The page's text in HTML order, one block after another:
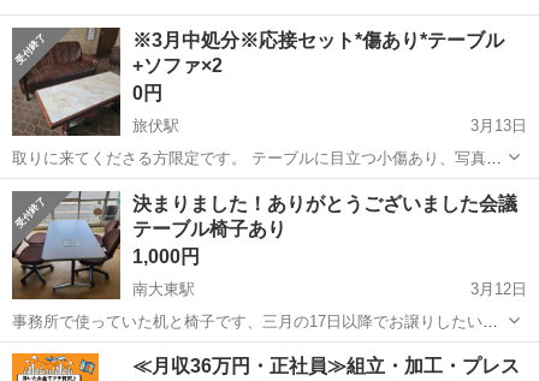
※3月中処分※応接セット*傷あり*テーブル
+ソファ×2
0円
旅伏駅
3月13日
取りに来てくださる方限定です。 テーブルに目立つ小傷あり、写真に
てご確認ください。 ※取引は公平に、ご連絡いただいた順で対応致し
ます。 ※3/23，30に取りに来て頂ける方に優先でお譲りしたいと考え
ています。 ※中古品です...
島根 出雲市 旅伏駅 ダイニングセット セット
決まりました！ありがとうございました会議
テーブル椅子あり
1,000円
南大東駅
3月12日
事務所で使っていた机と椅子です、三月の17日以降でお譲りしたいと
思います。引き取りに来ていただける方が条件です。雲南市大東町、
郵便局のすぐそばです サイズは、縦75センチ横が1m19センチですテ
島根 雲南市 南大東駅 ダイニングセット 譲り
≪月収36万円・正社員≫組立・加工・プレス